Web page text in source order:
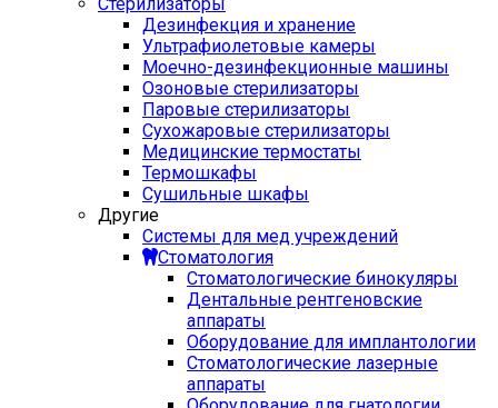
Дезинфекция и хранение
Ультрафиолетовые камеры
Моечно-дезинфекционные машины
Озоновые стерилизаторы
Паровые стерилизаторы
Сухожаровые стерилизаторы
Медицинские термостаты
Термошкафы
Сушильные шкафы
Другие
Системы для мед учреждений
Стоматология
Стоматологические бинокуляры
Дентальные рентгеновские
аппараты
Оборудование для имплантологии
Стоматологические лазерные
аппараты